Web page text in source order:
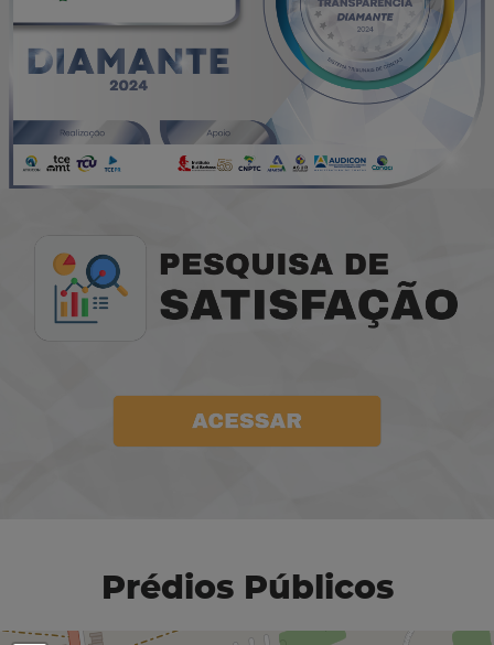
Prédios Públicos